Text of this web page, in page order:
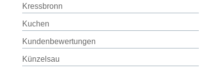
Kressbronn
Kuchen
Kundenbewertungen
Künzelsau